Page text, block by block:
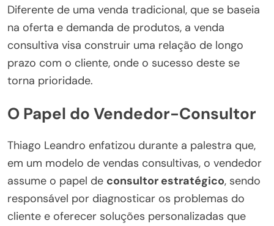
Diferente de uma venda tradicional, que se baseia
na oferta e demanda de produtos, a venda
consultiva visa construir uma relação de longo
prazo com o cliente, onde o sucesso deste se
torna prioridade.
O Papel do Vendedor-Consultor
Thiago Leandro enfatizou durante a palestra que,
em um modelo de vendas consultivas, o vendedor
assume o papel de consultor estratégico, sendo
responsável por diagnosticar os problemas do
cliente e oferecer soluções personalizadas que